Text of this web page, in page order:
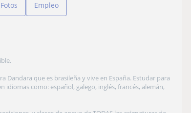
Fotos Empleo
Dandara que es brasileña y vive en España. Estudar para
como: español, galego, inglés, francés, alemán,